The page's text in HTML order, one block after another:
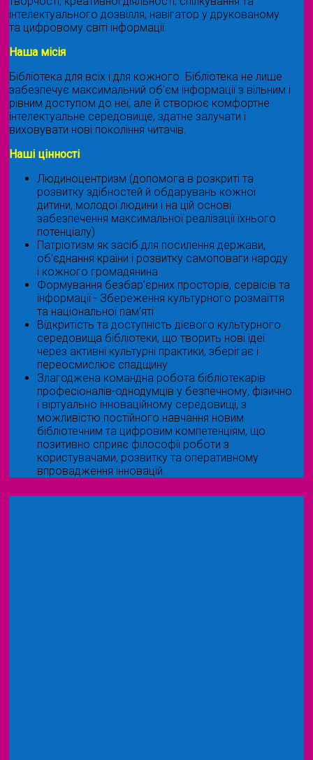
інтелектуального дозвілля, навігатор у друкованому
та цифровому світі інформації.
Наша місія
Бібліотека для всіх і для кожного. Бібліотека не лише
забезпечує максимальний об'єм інформації з вільним і
рівним доступом до неї, але й створює комфортне
інтелектуальне середовище, здатне залучати і
виховувати нові покоління читачів.
Наші цінності
Людиноцентризм (допомога в розкриті та
розвитку здібностей й обдарувань кожної
дитини, молодої людини і на цій основі
забезпечення максимальної реалізації їхнього
потенціалу)
Патріотизм як засіб для посилення держави,
об'єднання країни і розвитку самоповаги народу
і кожного громадянина
Формування безбар’єрних просторів, сервісів та
інформації - Збереження культурного розмаїття
та національної пам’яті
Відкритість та доступність дієвого культурного
середовища бібліотеки, що творить нові ідеї
через активні культурні практики, зберігає і
переосмислює спадщину
Злагоджена командна робота бібліотекарів
професіоналів-однодумців у безпечному, фізично
і віртуально інноваційному середовищі, з
можливістю постійного навчання новим
бібліотечним та цифровим компетенціям, що
позитивно сприяє філософії роботи з
користувачами, розвитку та оперативному
впровадження інновацій.